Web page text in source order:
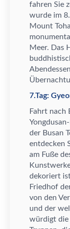
fahren Sie
wurde im
Mount
Meer. Das
Ü
7.Tag:
Fahrt nach
der Busan
entdecken
am Fuße
dekoriert
Friedhof
von den
und der
würdigt